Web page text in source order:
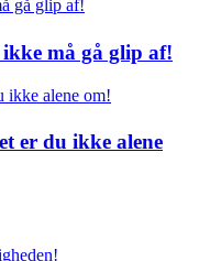
må gå glip af!
er du ikke alene